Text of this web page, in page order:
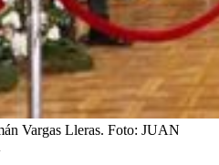
Vargas Lleras. Foto: JUAN